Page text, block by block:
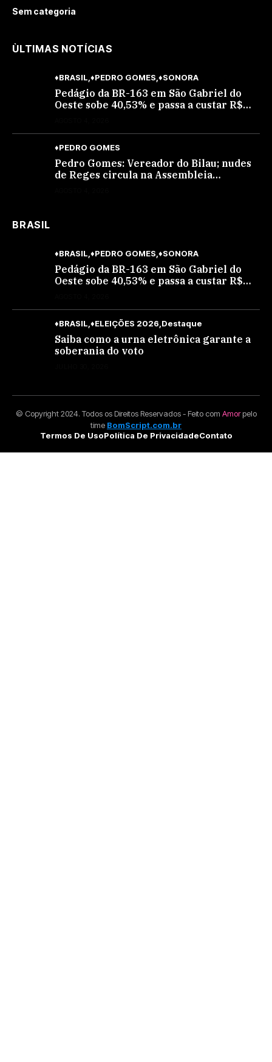
Sem categoria
ÙLTIMAS NOTÍCIAS
♦BRASIL ♦PEDRO GOMES ♦SONORA
Pedágio da BR-163 em São Gabriel do
Oeste sobe 40,53% e passa a custar R$
♦PEDRO GOMES
Pedro Gomes: Vereador do Bilau; nudes
de Reges circula na Assembleia
BRASIL
♦BRASIL ♦PEDRO GOMES ♦SONORA
Pedágio da BR-163 em São Gabriel do
Oeste sobe 40,53% e passa a custar R$
♦BRASIL ♦ELEIÇÕES 2026 Destaque
Saiba como a urna eletrônica garante a
soberania do voto
© Copyright 2024. Todos os Direitos Reservados - Feito com Amorpelo
time BomScript.com.br
Termos De UsoPolítica De PrivacidadeContato